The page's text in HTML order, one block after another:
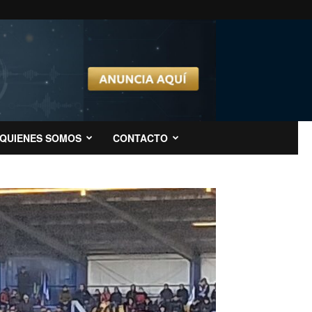
QUIENES SOMOS CONTACTO